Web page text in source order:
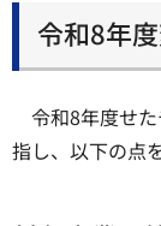
令和8年
令和8年度せ
指し、以下の点